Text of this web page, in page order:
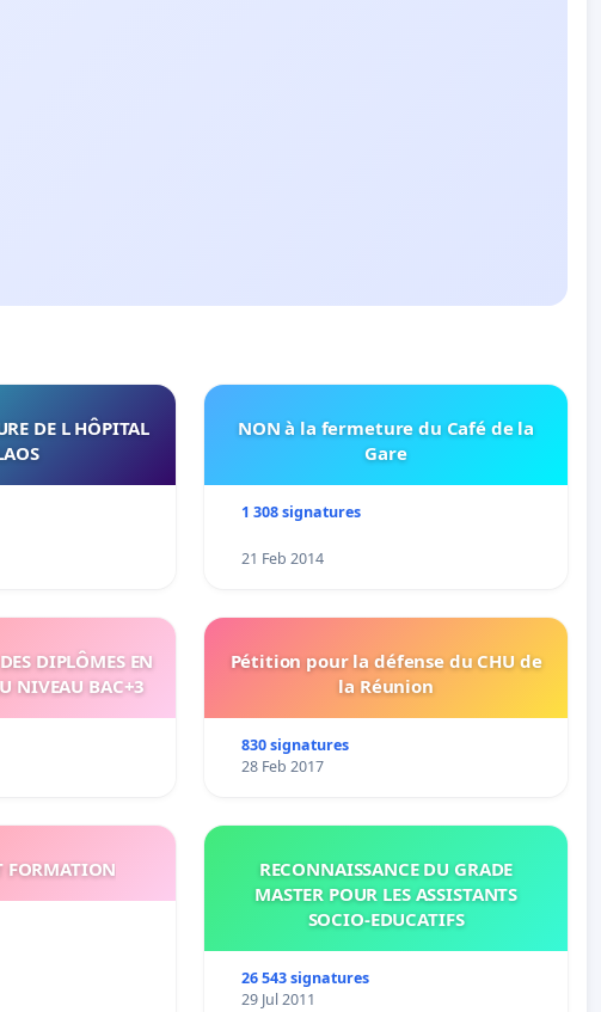
DE L HÔPITAL
NON à la fermeture du Café de la
Gare
1 308 signatures
21 Feb 2014
DIPLÔMES EN
NIVEAU BAC+3
Pétition pour la défense du CHU de
la Réunion
830 signatures
28 Feb 2017
FORMATION
RECONNAISSANCE DU GRADE
MASTER POUR LES ASSISTANTS
SOCIO-EDUCATIFS
26 543 signatures
29 Jul 2011